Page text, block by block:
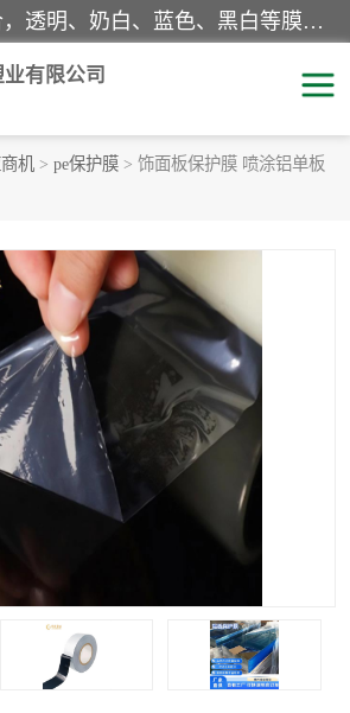
该类保护膜有复合，透明、奶白、蓝色、黑白等膜型。特高粘，高粘，中高粘，中粘，中低粘，低粘等。对于不同的粘力要求有相应的产品相适配。无胶渍残留污染。在较宽的收卷幅度下平整无皱纹，收卷长度大，利于机械化及自动化施工粘贴。为您的产品提供的表面保护解决方案。 产品广泛适用于：铝材、不锈钢、金属、塑料、电子、家电、家具、玻璃、化工材料、装饰材料等。
有限公司
机 > pe保护膜 > 饰面板保护膜 喷涂铝单板